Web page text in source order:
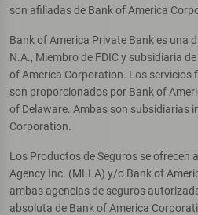
son afiliadas de Bank of America
Bank of America Private Bank es una
N.A., Miembro de FDIC y subsidiaria
of America Corporation. Los servicios
son proporcionados por Bank of
of Delaware. Ambas son subsidiarias
Corporation.
Los Productos de Seguros se ofrecen
Agency Inc. (MLLA) y/o Bank of
ambas agencias de seguros
absoluta de Bank of America